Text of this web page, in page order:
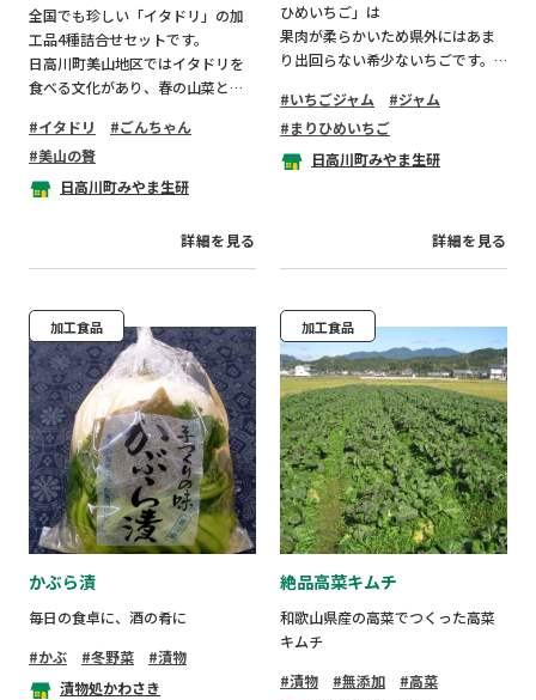
全国でも珍しい「イタドリ」の加
工品4種詰合せセットです。
日高川町美山地区ではイタドリを
食べる文化があり、春の山菜とし
40年前に販売開始した「ごんちゃ
ん」は作ってもすぐ売切れる人気
商品で、
特別賞（最高賞）を受賞していま
県と3年かけて共同開発し生まれた
商品。
イタドリの中でも特にポリフェノ
ールの多い部位である若芽の先や
花など
貴重な部位を丁寧に摘み取って材
料としています。
若芽や皮・花にはポリフェノール
が赤ワインの4～10倍程度含まれて
おり、
待できる「ケルセチン配糖体」も
多く含まれています。
若草色の美しさと爽やかな野草味
が自慢です。
イタドリ
ごんちゃん
美山の贅
日高川町みやま生研
詳細を見る
ひめいちご」は
果肉が柔らかいため県外にはあま
り出回らない希少ないちごです。
日高川町産のその「まりひめいち
ご」だけを使い、
同じく日高川町のライムとはちみ
令和4年度プレミア和歌山推奨品認
いちごジャム
ジャム
まりひめいちご
日高川町みやま生研
詳細を見る
加工食品
かぶら漬
毎日の食卓に、酒の肴に
かぶ
冬野菜
漬物
漬物処かわさき
加工食品
絶品高菜キムチ
和歌山県産の高菜でつくった高菜
キムチ
漬物
無添加
高菜